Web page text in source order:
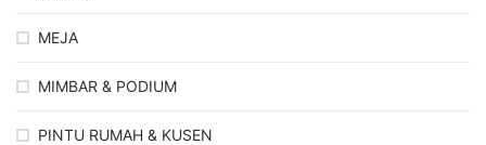
MEJA
MIMBAR & PODIUM
PINTU RUMAH & KUSEN